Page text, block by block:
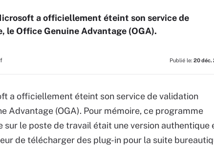
a officiellement éteint son service de
le Office Genuine Advantage (OGA).
Publié le: 20 déc.
a officiellement éteint son service de validation
Advantage (OGA). Pour mémoire, ce programme
sur le poste de travail était une version authentique
de télécharger des plug-in pour la suite